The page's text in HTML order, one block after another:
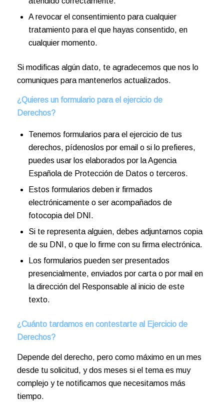
A revocar el consentimiento para cualquier
tratamiento para el que hayas consentido, en
cualquier momento.
Si modificas algún dato, te agradecemos que nos lo
comuniques para mantenerlos actualizados.
¿Quieres un formulario para el ejercicio de
Derechos?
Tenemos formularios para el ejercicio de tus
derechos, pídenoslos por email o si lo prefieres,
puedes usar los elaborados por la Agencia
Española de Protección de Datos o terceros.
Estos formularios deben ir firmados
electrónicamente o ser acompañados de
fotocopia del DNI.
Si te representa alguien, debes adjuntarnos copia
de su DNI, o que lo firme con su firma electrónica.
Los formularios pueden ser presentados
presencialmente, enviados por carta o por mail en
la dirección del Responsable al inicio de este
texto.
¿Cuánto tardamos en contestarte al Ejercicio de
Derechos?
Depende del derecho, pero como máximo en un mes
desde tu solicitud, y dos meses si el tema es muy
complejo y te notificamos que necesitamos más
tiempo.